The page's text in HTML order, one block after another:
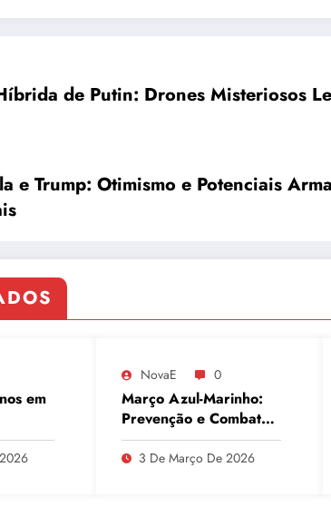
de Putin: Drones Misteriosos
e Trump: Otimismo e Potenciais
em
e
NovaE 0
Março Azul-Marinho:
Prevenção e Combate
ao Câncer Colorretal
com Atividades Físicas
3 De Março De 2026